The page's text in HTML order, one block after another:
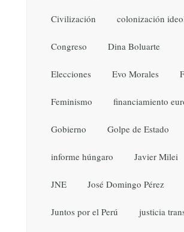
Civilización colonización
Congreso Dina Boluarte
Elecciones Evo Morales
Feminismo financiamiento
Gobierno Golpe de Estado
informe húngaro Javier Milei
JNE José Domingo Pérez
Juntos por el Perú justicia